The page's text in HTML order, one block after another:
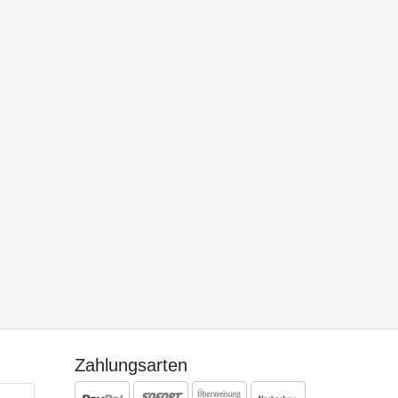
Zahlungsarten